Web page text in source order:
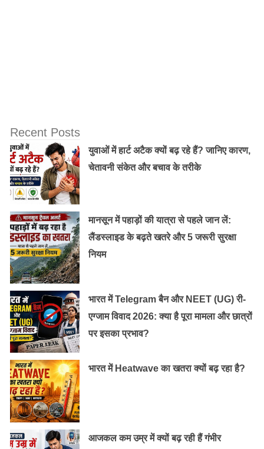
Recent Posts
युवाओं में हार्ट अटैक क्यों बढ़ रहे हैं? जानिए कारण,
चेतावनी संकेत और बचाव के तरीके
मानसून में पहाड़ों की यात्रा से पहले जान लें:
लैंडस्लाइड के बढ़ते खतरे और 5 जरूरी सुरक्षा
नियम
भारत में Telegram बैन और NEET (UG) री-
एग्जाम विवाद 2026: क्या है पूरा मामला और छात्रों
पर इसका प्रभाव?
भारत में Heatwave का खतरा क्यों बढ़ रहा है?
आजकल कम उम्र में क्यों बढ़ रही हैं गंभीर